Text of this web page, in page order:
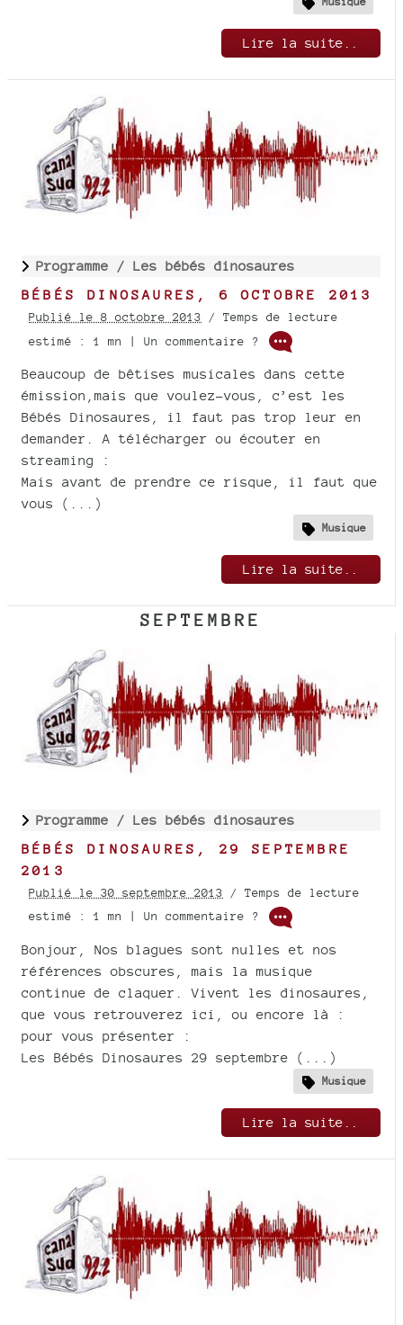
Lire la suite..
Programme / Les bébés dinosaures
BÉBÉS DINOSAURES, 6 OCTOBRE 2013
Publié le 8 octobre 2013 / Temps de lecture
estimé : 1 mn | Un commentaire ?
Beaucoup de bêtises musicales dans cette
émission,mais que voulez-vous, c’est les
Bébés Dinosaures, il faut pas trop leur en
demander. A télécharger ou écouter en
streaming :
Mais avant de prendre ce risque, il faut que
vous (...)
Musique
Lire la suite..
SEPTEMBRE
Programme / Les bébés dinosaures
BÉBÉS DINOSAURES, 29 SEPTEMBRE
2013
Publié le 30 septembre 2013 / Temps de lecture
estimé : 1 mn | Un commentaire ?
Bonjour, Nos blagues sont nulles et nos
références obscures, mais la musique
continue de claquer. Vivent les dinosaures,
que vous retrouverez ici, ou encore là :
pour vous présenter :
Les Bébés Dinosaures 29 septembre (...)
Musique
Lire la suite..